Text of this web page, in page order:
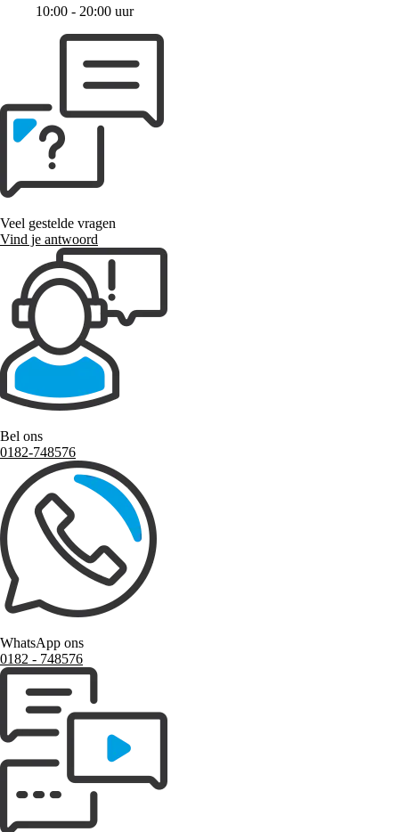
10:00 - 20:00 uur
Veel gestelde vragen
Vind je antwoord
Bel ons
0182-748576
WhatsApp ons
0182 ‑ 748576